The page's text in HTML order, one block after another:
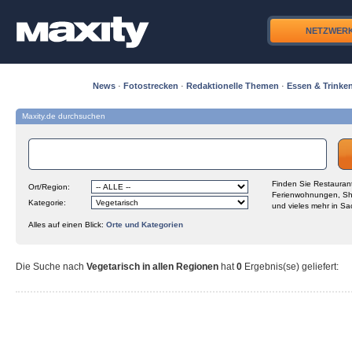
News · Fotostrecken · Redaktionelle Themen · Essen &
Maxity.de durchsuchen
Ort/Region:
Kategorie:
Finden Sie
Ferienwohnungen,
und vieles mehr in
Alles auf einen Blick: Orte und Kategorien
Die Suche nach Vegetarisch in allen Regionen hat0 Ergebnis(se) geliefert: